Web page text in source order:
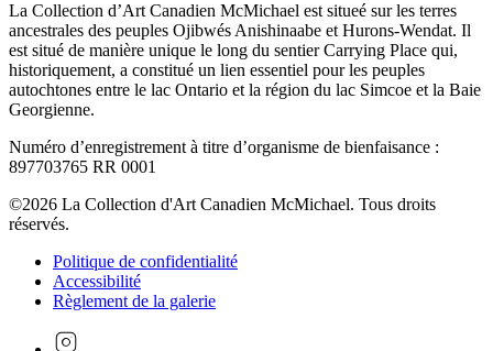
La Collection d’Art Canadien McMichael est situeé sur les terres
ancestrales des peuples Ojibwés Anishinaabe et Hurons-Wendat. Il
est situé de manière unique le long du sentier Carrying Place qui,
historiquement, a constitué un lien essentiel pour les peuples
autochtones entre le lac Ontario et la région du lac Simcoe et la Baie
Georgienne.
Numéro d’enregistrement à titre d’organisme de bienfaisance :
897703765 RR 0001
©2026 La Collection d'Art Canadien McMichael. Tous droits
réservés.
Politique de confidentialité
Accessibilité
Règlement de la galerie